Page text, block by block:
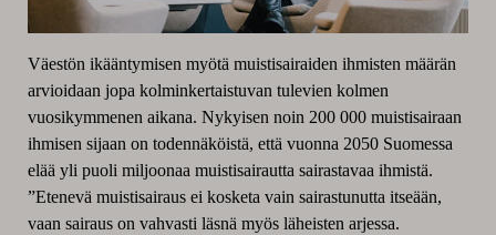
Väestön ikääntymisen myötä muistisairaiden ihmisten määrän
arvioidaan jopa kolminkertaistuvan tulevien kolmen
vuosikymmenen aikana. Nykyisen noin 200 000 muistisairaan
ihmisen sijaan on todennäköistä, että vuonna 2050 Suomessa
elää yli puoli miljoonaa muistisairautta sairastavaa ihmistä.
”Etenevä muistisairaus ei kosketa vain sairastunutta itseään,
vaan sairaus on vahvasti läsnä myös läheisten arjessa.